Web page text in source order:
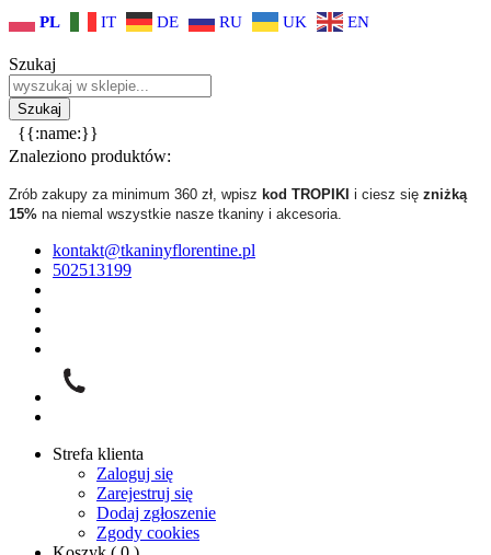
PL IT DE RU UK EN
Szukaj
{{:name:}}
Znaleziono produktów:
Zrób zakupy za minimum 360 zł, wpisz kod TROPIKI i ciesz się zniżką
15% na niemal wszystkie nasze tkaniny i akcesoria.
kontakt@tkaninyflorentine.pl
502513199
Strefa klienta
Zaloguj się
Zarejestruj się
Dodaj zgłoszenie
Zgody cookies